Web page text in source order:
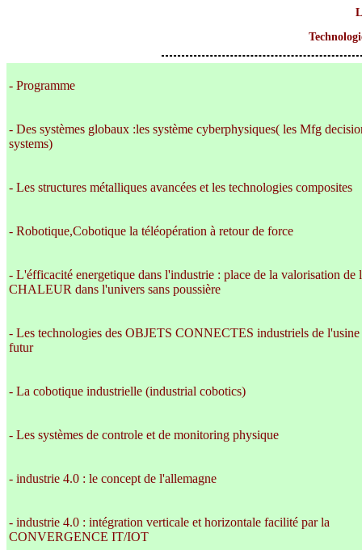
- Programme
- Des systèmes globaux :les système cyberphysiques( les Mfg
systems)
- Les structures métalliques avancées et les technologies composites
- Robotique,Cobotique la téléopération à retour de force
- L'éfficacité energetique dans l'industrie : place de la valorisation de
CHALEUR dans l'univers sans poussière
- Les technologies des OBJETS CONNECTES industriels de l'usine
futur
- La cobotique industrielle (industrial cobotics)
- Les systèmes de controle et de monitoring physique
- industrie 4.0 : le concept de l'allemagne
- industrie 4.0 : intégration verticale et horizontale facilité par la
CONVERGENCE IT/IOT